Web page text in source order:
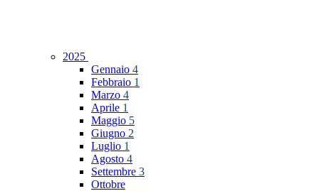
2025
Gennaio 4
Febbraio 1
Marzo 4
Aprile 1
Maggio 5
Giugno 2
Luglio 1
Agosto 4
Settembre 3
Ottobre